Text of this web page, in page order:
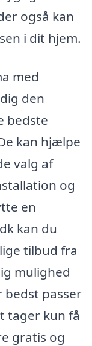
også kan
i dit hjem.
med
den
bedste
kan hjælpe
valg af
og
en
kan du
tilbud fra
mulighed
passer
tager kun få
gratis og